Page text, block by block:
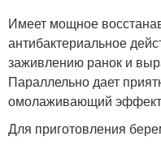
Имеет мощное
антибактериальное
заживлению ранок и
Параллельно дает
омолаживающий
Для приготовления